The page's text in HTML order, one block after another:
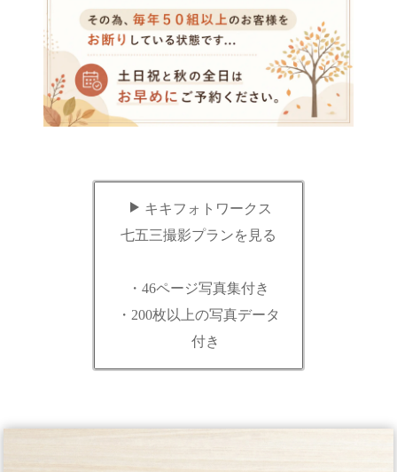
キキフォトワークス
七五三撮影プランを見る
・46ページ写真集付き
・200枚以上の写真データ
付き